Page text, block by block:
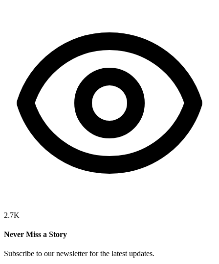
2.7K
Never Miss a Story
Subscribe to our newsletter for the latest updates.